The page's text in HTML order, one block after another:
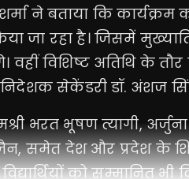
ने बताया कि
जा रहा है। जिसमें
वहीं विशिष्ट अतिथि के
सेकेंडरी डॉ. अंशज
भरत भूषण त्यागी,
समेत देश और प्रदेश के
को सम्मानित भी